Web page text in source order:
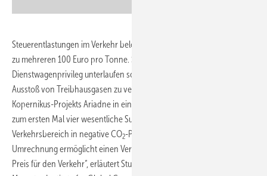
Steuerentlastungen im Verkehr belohnen den Ausstoß von CO
zu mehreren 100 Euro pro Tonne. Subventionen wie das Diesel- oder
Dienstwagenprivileg unterlaufen so die Idee des CO
Ausstoß von Treibhausgasen zu verteuern, urteilen Forschende des
Kopernikus-Projekts Ariadne in einer
zum ersten Mal vier wesentliche Subventionen aus dem
Verkehrsbereich in negative CO2-Preise umgerechnet. Die
Umrechnung ermöglicht einen Vergleich mit dem tatsächlichen CO
Preis für den Verkehr“, erläutert Studienmitautor Nicolas Koch vom